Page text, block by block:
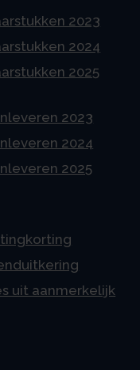
2023
2024
2025
2023
2024
2025
uit aanmerkelijk